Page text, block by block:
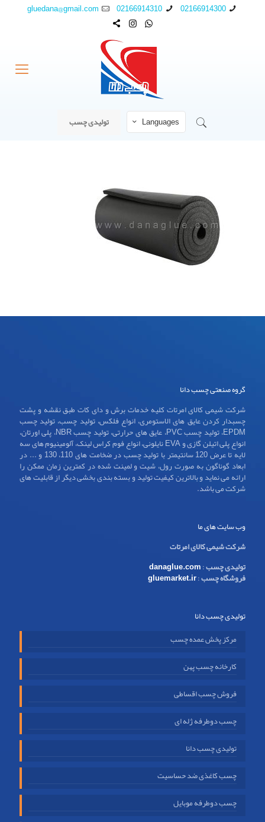
02166914300
02166914310
gluedana@gmail.com
Languages تولیدی چسب
گروه صنعتی چسب دانا
شرکت شیمی کالای امرتات کلیه خدمات برش و دای کات طبق نقشه و پشت
چسبدار کردن عایق های الاستومری، انواع فلکس، تولید چسب، تولید چسب
EPDM، تولید چسب PVC، عایق های حرارتی، تولید چسب NBR، پلی اورتان،
انواع پلی اتیلن گازی و EVA نایلونی، انواع فوم کراس لینک، آلومینیوم های سه
لایه تا عرض 120 سانتیمتر با تولید چسب در ضخامت های 110، 130 و ... در
ابعاد گوناگون به صورت رول، شیت و لمینت شده در کمترین زمان ممکن را
ارائه می نماید و بالاترین کیفیت تولید و بسته بندی بخشی دیگر از قابلیت های
شرکت می باشد.
وب سایت های ما
شرکت شیمی کالای امرتات
تولیدی چسب:
danaglue.com
فروشگاه چسب:
gluemarket.ir
تولیدی چسب دانا
مرکز پخش عمده چسب
کارخانه چسب پهن
فروش چسب اقساطی
چسب دوطرفه ژله ای
تولیدی چسب دانا
چسب کاغذی ضد حساسیت
چسب دوطرفه موبایل